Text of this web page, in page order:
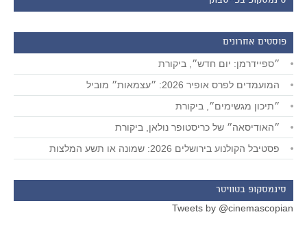
פוסטים אחרונים
״ספיידרמן: יום חדש״, ביקורת
המועמדים לפרס אופיר 2026: ״עצמאות״ מוביל
״תיכון מגשימים״, ביקורת
״האודיסאה״ של כריסטופר נולאן, ביקורת
פסטיבל הקולנוע בירושלים 2026: שמונה או תשע המלצות
סינמסקופ בטוויטר
Tweets by @cinemascopian